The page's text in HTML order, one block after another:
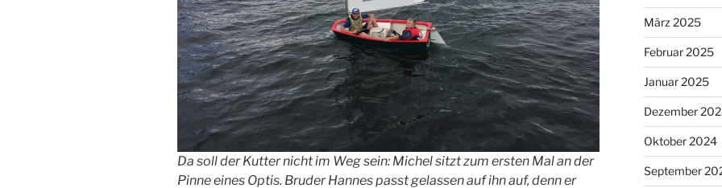
Da soll der Kutter nicht im Weg sein: Michel sitzt zum ersten Mal an der
Pinne eines Optis. Bruder Hannes passt gelassen auf ihn auf, denn er
März 2025
Februar 2025
Januar 2025
Dezember
Oktober 2024
September